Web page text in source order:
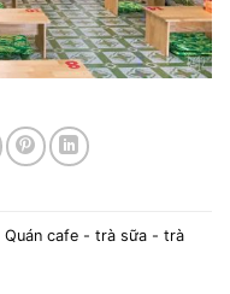
Quán cafe - trà sữa - trà